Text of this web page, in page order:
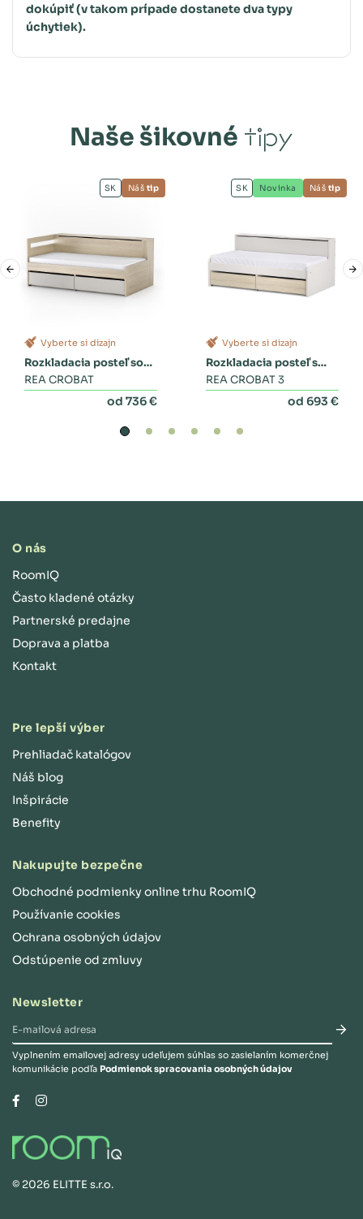
dokúpiť (v takom prípade dostanete dva typy
úchytiek).
Naše šikovné tipy
Vyberte si dizajn
Rozkladacia posteľ so
zásuvkami
REA CROBAT
od 736 €
SK Náš tip
Vyberte si dizajn
Rozkladacia posteľ s
dvoma zásuvkami a
REA CROBAT 3
od 693 €
SK Novinka Náš tip
O nás
RoomIQ
Často kladené otázky
Partnerské predajne
Doprava a platba
Kontakt
Pre lepší výber
Prehliadač katalógov
Náš blog
Inšpirácie
Benefity
Nakupujte bezpečne
Obchodné podmienky online trhu RoomIQ
Používanie cookies
Ochrana osobných údajov
Odstúpenie od zmluvy
Newsletter
Vyplnením emailovej adresy udeľujem súhlas so zasielaním komerčnej
komunikácie podľa Podmienok spracovania osobných údajov
FacebookInstagram
© 2026 ELITTE s.r.o.